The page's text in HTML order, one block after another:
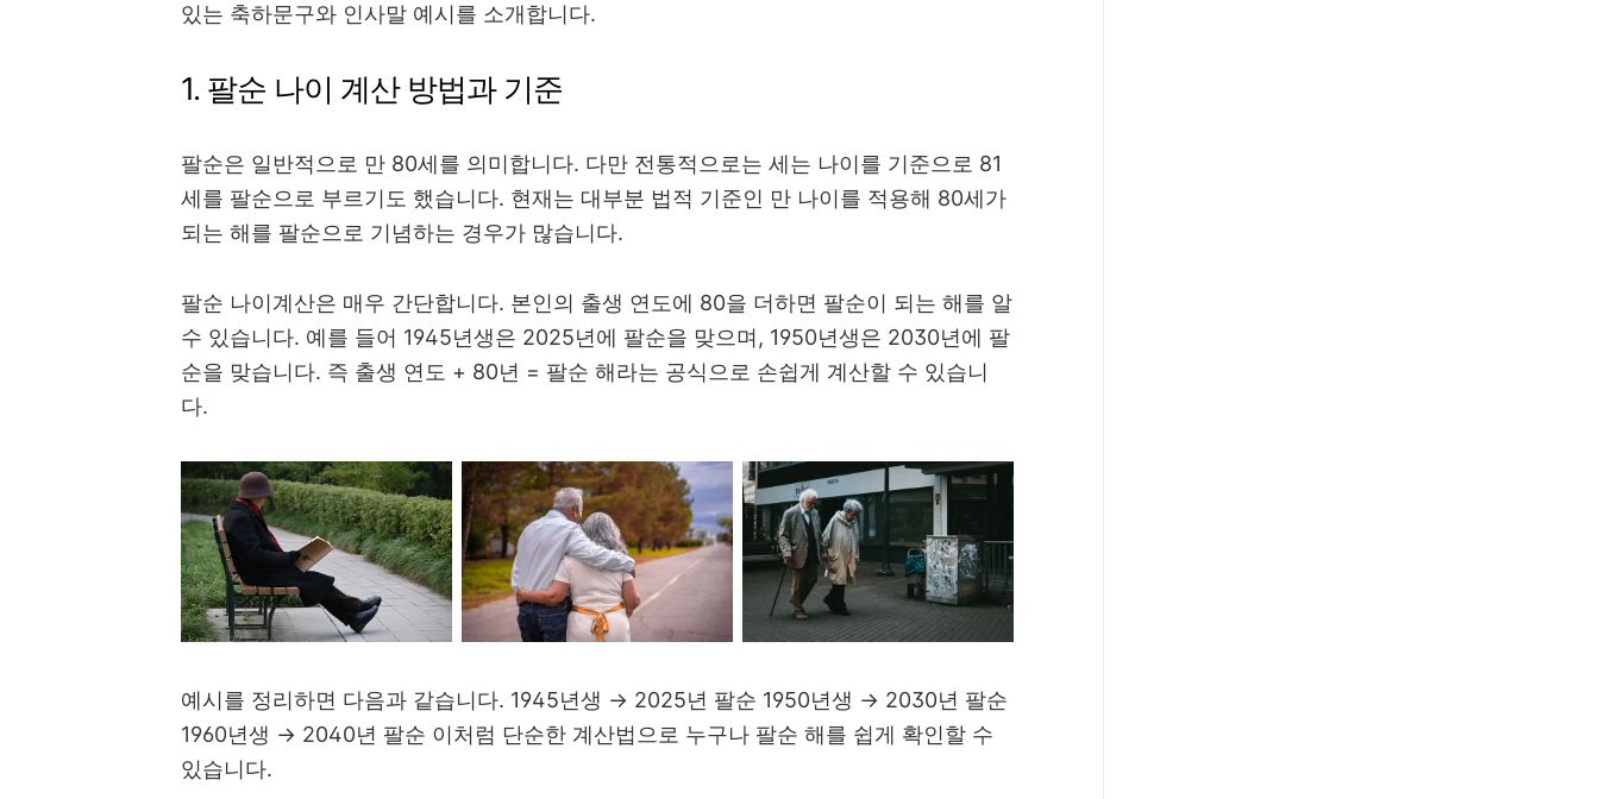
있는 축하문구와 인사말 예시를 소개합니다.
1. 팔순 나이 계산 방법과 기준
팔순은 일반적으로 만 80세를 의미합니다. 다만 전통적으로는 세는 나이를 기준으로 81
세를 팔순으로 부르기도 했습니다. 현재는 대부분 법적 기준인 만 나이를 적용해 80세가
되는 해를 팔순으로 기념하는 경우가 많습니다.
팔순 나이계산은 매우 간단합니다. 본인의 출생 연도에 80을 더하면 팔순이 되는 해를 알
수 있습니다. 예를 들어 1945년생은 2025년에 팔순을 맞으며, 1950년생은 2030년에 팔
순을 맞습니다. 즉 출생 연도 + 80년 = 팔순 해라는 공식으로 손쉽게 계산할 수 있습니
다.
예시를 정리하면 다음과 같습니다. 1945년생 → 2025년 팔순 1950년생 → 2030년 팔순
1960년생 → 2040년 팔순 이처럼 단순한 계산법으로 누구나 팔순 해를 쉽게 확인할 수
있습니다.